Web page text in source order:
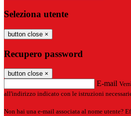
Seleziona utente
button close ×
Recupero password
button close ×
E-mail
all'indirizzo indicato con le istruzioni
Non hai una e-mail associata al nome utente?